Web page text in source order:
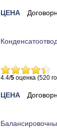
ЦЕНА
4.4/5 оценка (520
ЦЕНА